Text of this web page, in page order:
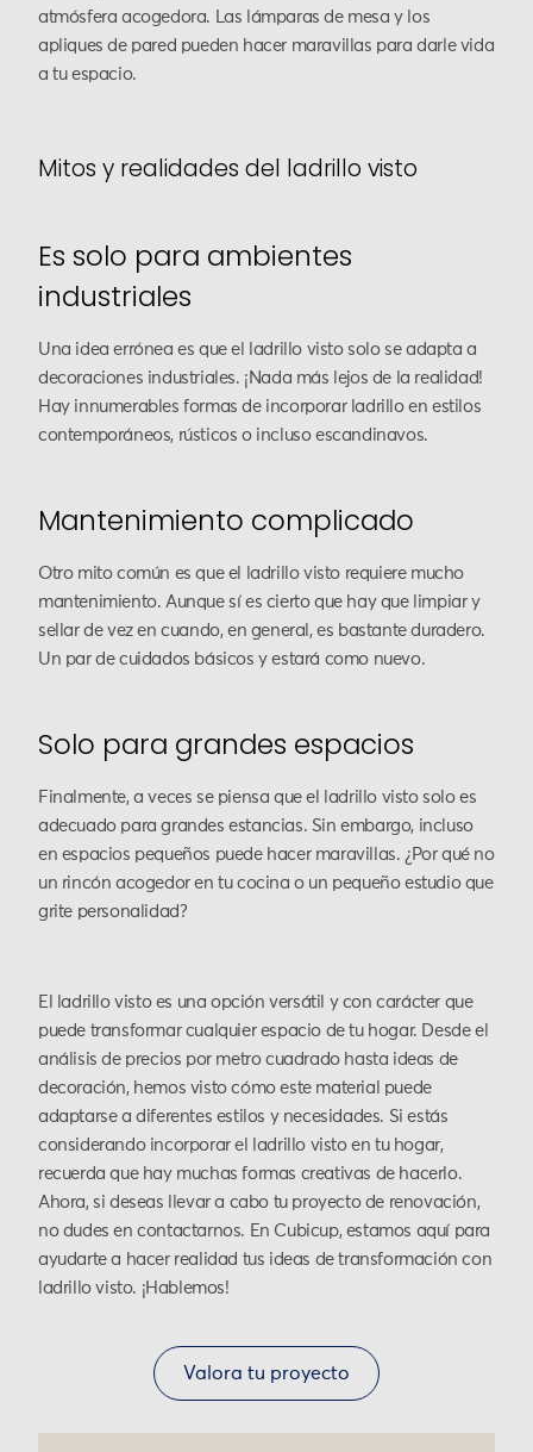
atmósfera acogedora. Las lámparas de mesa y los
apliques de pared pueden hacer maravillas para darle vida
a tu espacio.
Mitos y realidades del ladrillo visto
Es solo para ambientes
industriales
Una idea errónea es que el ladrillo visto solo se adapta a
decoraciones industriales. ¡Nada más lejos de la realidad!
Hay innumerables formas de incorporar ladrillo en estilos
contemporáneos, rústicos o incluso escandinavos.
Mantenimiento complicado
Otro mito común es que el ladrillo visto requiere mucho
mantenimiento. Aunque sí es cierto que hay que limpiar y
sellar de vez en cuando, en general, es bastante duradero.
Un par de cuidados básicos y estará como nuevo.
Solo para grandes espacios
Finalmente, a veces se piensa que el ladrillo visto solo es
adecuado para grandes estancias. Sin embargo, incluso
en espacios pequeños puede hacer maravillas. ¿Por qué no
un rincón acogedor en tu cocina o un pequeño estudio que
grite personalidad?
El ladrillo visto es una opción versátil y con carácter que
puede transformar cualquier espacio de tu hogar. Desde el
análisis de precios por metro cuadrado hasta ideas de
decoración, hemos visto cómo este material puede
adaptarse a diferentes estilos y necesidades. Si estás
considerando incorporar el ladrillo visto en tu hogar,
recuerda que hay muchas formas creativas de hacerlo.
Ahora, si deseas llevar a cabo tu proyecto de renovación,
no dudes en contactarnos. En Cubicup, estamos aquí para
ayudarte a hacer realidad tus ideas de transformación con
ladrillo visto. ¡Hablemos!
Valora tu proyecto